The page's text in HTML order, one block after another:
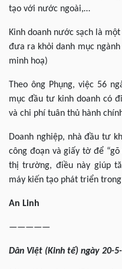
tạo với nước ngoài,…
Kinh doanh nước sạch là
đưa ra khỏi danh mục
minh hoạ)
Theo ông Phụng, việc 56
mục đầu tư kinh doanh có
và chi phí tuân thủ hành
Doanh nghiệp, nhà đầu tư
công đoạn và giấy tờ để
thị trường, điều này giúp
máy kiến tạo phát triển
An Linh
—————
Dân Việt (Kinh tế) ngày 20-